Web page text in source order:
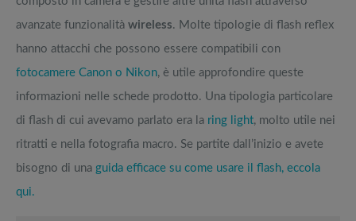
avanzate funzionalità wireless. Molte tipologie di flash reflex
hanno attacchi che possono essere compatibili con
fotocamere Canon o Nikon, è utile approfondire queste
informazioni nelle schede prodotto. Una tipologia particolare
di flash di cui avevamo parlato era la ring light, molto utile nei
ritratti e nella fotografia macro. Se partite dall’inizio e avete
bisogno di una guida efficace su come usare il flash, eccola
qui.